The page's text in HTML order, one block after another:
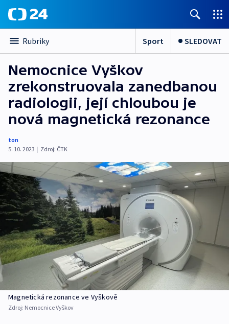
Rubriky Sport SLEDOVAT
Nemocnice Vyškov
zrekonstruovala zanedbanou
radiologii, její chloubou je
nová magnetická rezonance
ton
5. 10. 2023 | Zdroj: ČTK
Magnetická rezonance ve Vyškově
Zdroj: Nemocnice Vyškov